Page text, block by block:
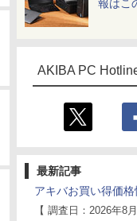
報はこ
AKIBA PC
最新記事
アキバお買い得価格
【 調査日：2026年8月